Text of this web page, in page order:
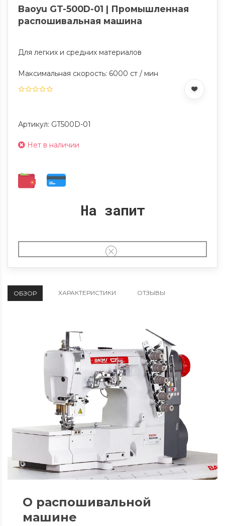
Baoyu GT-500D-01 | Промышленная
распошивальная машина
Для легких и средних материалов
Максимальная скорость: 6000 ст / мин
Артикул: GT500D-01
Нет в наличии
На запит
ОБЗОР ХАРАКТЕРИСТИКИ ОТЗЫВЫ
О распошивальной
машине